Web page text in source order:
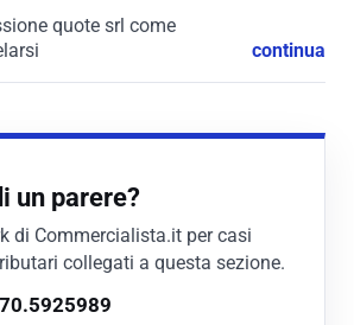
quote srl come
continua
un parere?
di Commercialista.it per casi
collegati a questa sezione.